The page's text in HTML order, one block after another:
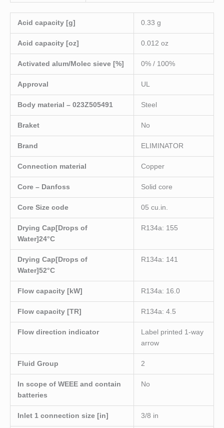
Acid capacity [g] 0.33 g
Acid capacity [oz] 0.012 oz
Activated alum/Molec sieve [%] 0% / 100%
Approval UL
Body material – 023Z505491 Steel
Braket No
Brand ELIMINATOR
Connection material Copper
Core – Danfoss Solid core
Core Size code 05 cu.in.
Drying Cap[Drops of
Water]24°C
R134a: 155
Drying Cap[Drops of
Water]52°C
R134a: 141
Flow capacity [kW] R134a: 16.0
Flow capacity [TR] R134a: 4.5
Flow direction indicator
Label printed 1-way
arrow
Fluid Group 2
In scope of WEEE and contain
batteries
No
Inlet 1 connection size [in] 3/8 in